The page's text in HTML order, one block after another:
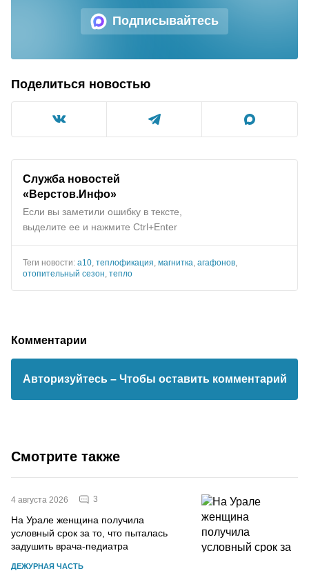
Подписывайтесь
Поделиться новостью
Служба новостей
«Верстов.Инфо»
Если вы заметили ошибку в тексте,
выделите ее и нажмите Ctrl+Enter
Теги новости: а10 теплофикация магнитка агафонов
отопительный сезон тепло
Комментарии
Авторизуйтесь – Чтобы оставить комментарий
Смотрите также
4 августа 2026 3
На Урале женщина получила
условный срок за то, что пыталась
задушить врача-педиатра
ДЕЖУРНАЯ ЧАСТЬ